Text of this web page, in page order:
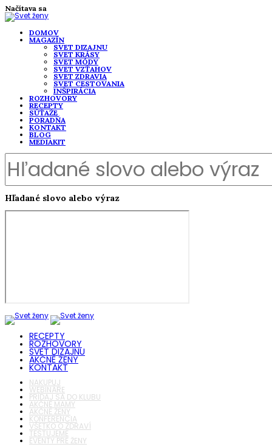
Načítava sa
DOMOV
MAGAZÍN
SVET DIZAJNU
SVET KRÁSY
SVET MÓDY
SVET VZŤAHOV
SVET ZDRAVIA
SVET CESTOVANIA
INŠPIRÁCIA
ROZHOVORY
RECEPTY
SÚŤAŽE
PORADŇA
KONTAKT
BLOG
MEDIAKIT
Hľadané slovo alebo výraz
RECEPTY
ROZHOVORY
SVET DIZAJNU
AKČNÉ ŽENY
KONTAKT
NAKUPUJ
WEBINÁRE
PRIDAJ SA DO KLUBU
AKČNÉ MAMY
AKČNÉ ŽENY
KONFERENCIA
VŠETKO O ZDRAVÍ
TESTUJEME
EVENTY PRE ŽENY